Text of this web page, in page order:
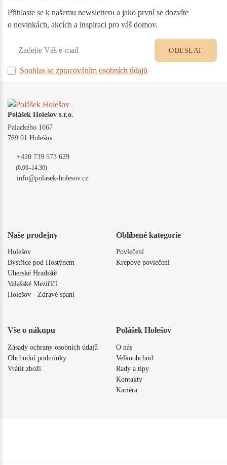
Přihlaste se k našemu newsletteru a jako první se dozvíte
o novinkách, akcích a inspiraci pro váš domov.
Souhlas se zpracováním osobních údajů
ODESLAT
Polášek Holešov s.r.o.
Palackého 1667
769 01 Holešov
+420 739 573 629
(6:00–14:30)
info@polasek-holesov.cz
Naše prodejny
Holešov
Bystřice pod Hostýnem
Uherské Hradiště
Valašské Meziříčí
Holešov - Zdravé spaní
Oblíbené kategorie
Povlečení
Krepové povlečení
Vše o nákupu
Zásady ochrany osobních údajů
Obchodní podmínky
Vrátit zboží
Polášek Holešov
O nás
Velkoobchod
Rady a tipy
Kontakty
Kariéra